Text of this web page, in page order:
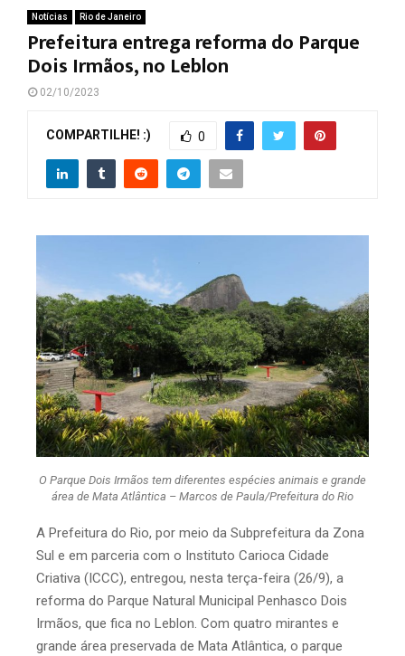
Notícias Rio de Janeiro
Prefeitura entrega reforma do Parque
Dois Irmãos, no Leblon
02/10/2023
COMPARTILHE! :) 0
O Parque Dois Irmãos tem diferentes espécies animais e grande
área de Mata Atlântica – Marcos de Paula/Prefeitura do Rio
A Prefeitura do Rio, por meio da Subprefeitura da Zona
Sul e em parceria com o Instituto Carioca Cidade
Criativa (ICCC), entregou, nesta terça-feira (26/9), a
reforma do Parque Natural Municipal Penhasco Dois
Irmãos, que fica no Leblon. Com quatro mirantes e
grande área preservada de Mata Atlântica, o parque